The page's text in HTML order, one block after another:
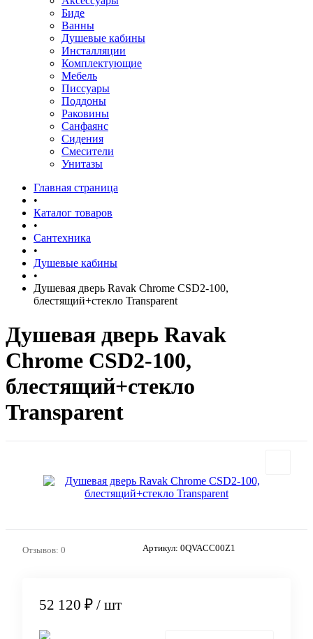
Биде
Ванны
Душевые кабины
Инсталляции
Комплектующие
Мебель
Писсуары
Поддоны
Раковины
Санфаянс
Сидения
Смесители
Унитазы
Главная страница
•
Каталог товаров
•
Сантехника
•
Душевые кабины
•
Душевая дверь Ravak Chrome CSD2-100,
блестящий+стекло Transparent
Душевая дверь Ravak
Chrome CSD2-100,
блестящий+стекло
Transparent
Отзывов: 0 Артикул: 0QVACC00Z1
52 120 ₽ / шт